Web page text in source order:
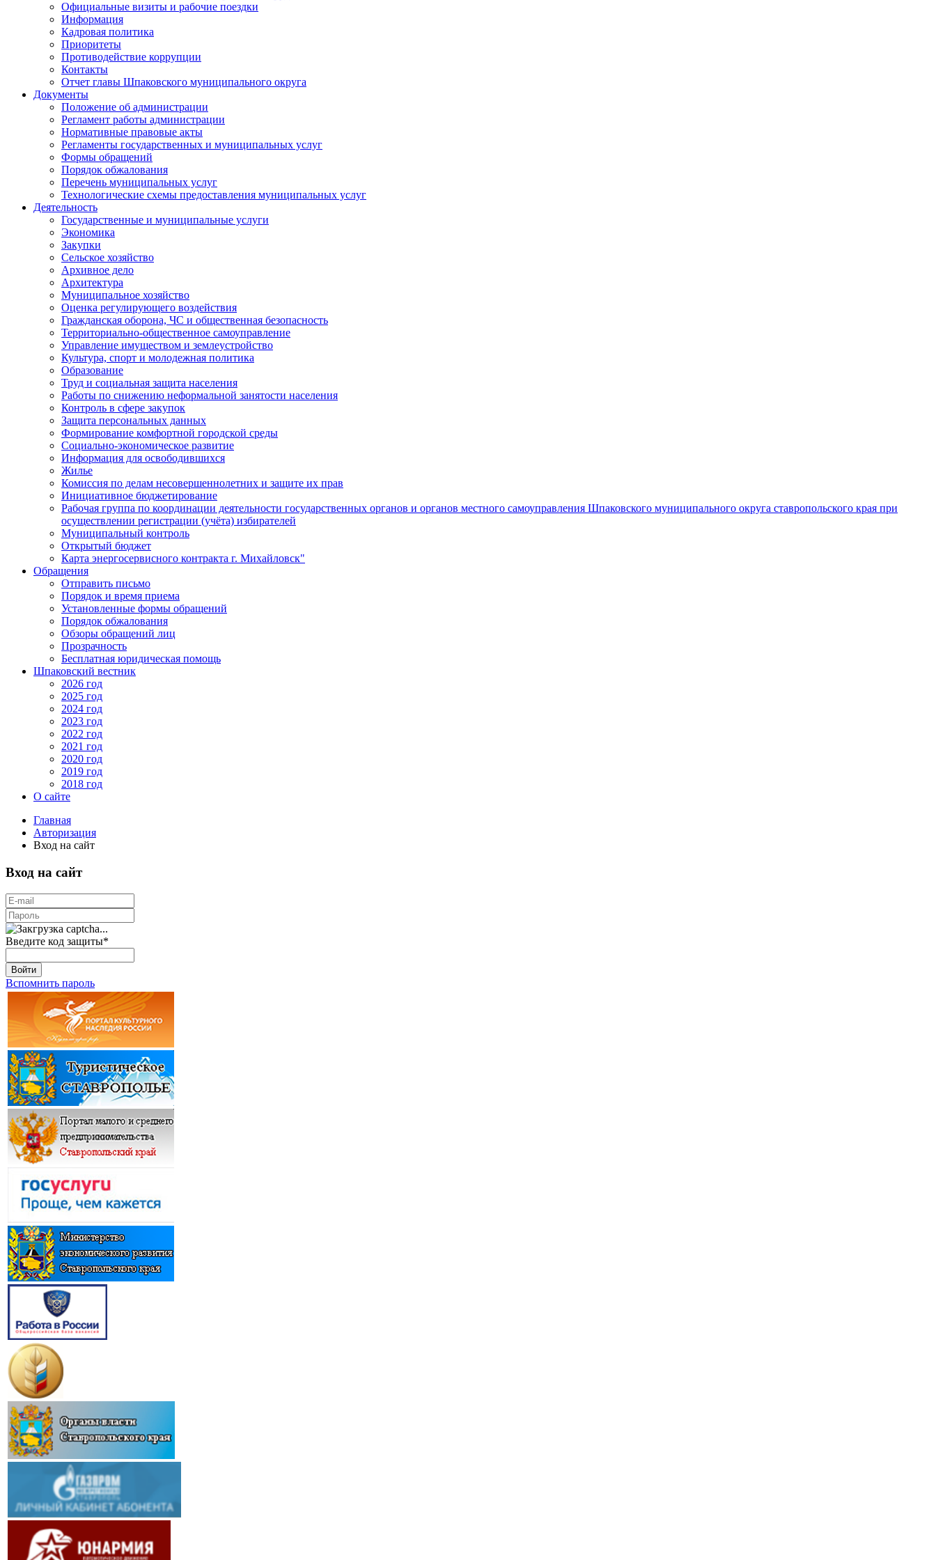
Официальные визиты и рабочие поездки
Информация
Кадровая политика
Приоритеты
Противодействие коррупции
Контакты
Отчет главы Шпаковского муниципального округа
Документы
Положение об администрации
Регламент работы администрации
Нормативные правовые акты
Регламенты государственных и муниципальных услуг
Формы обращений
Порядок обжалования
Перечень муниципальных услуг
Технологические схемы предоставления муниципальных услуг
Деятельность
Государственные и муниципальные услуги
Экономика
Закупки
Сельское хозяйство
Архивное дело
Архитектура
Муниципальное хозяйство
Оценка регулирующего воздействия
Гражданская оборона, ЧС и общественная безопасность
Территориально-общественное самоуправление
Управление имуществом и землеустройство
Культура, спорт и молодежная политика
Образование
Труд и социальная защита населения
Работы по снижению неформальной занятости населения
Контроль в сфере закупок
Защита персональных данных
Формирование комфортной городской среды
Социально-экономическое развитие
Информация для освободившихся
Жилье
Комиссия по делам несовершеннолетних и защите их прав
Инициативное бюджетирование
Рабочая группа по координации деятельности государственных органов и органов местного самоуправления Шпаковского муниципального округа ставропольского края при
осуществлении регистрации (учёта) избирателей
Муниципальный контроль
Открытый бюджет
Карта энергосервисного контракта г. Михайловск"
Обращения
Отправить письмо
Порядок и время приема
Установленные формы обращений
Порядок обжалования
Обзоры обращений лиц
Прозрачность
Бесплатная юридическая помощь
Шпаковский вестник
2026 год
2025 год
2024 год
2023 год
2022 год
2021 год
2020 год
2019 год
2018 год
О сайте
Главная
Авторизация
Вход на сайт
Вход на сайт
Введите код защиты*
Войти
Вспомнить пароль